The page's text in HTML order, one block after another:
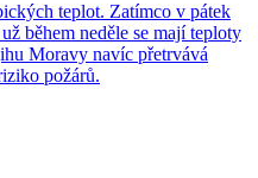
teplot. Zatímco v pátek
během neděle se mají teploty
Moravy navíc přetrvává
požárů.